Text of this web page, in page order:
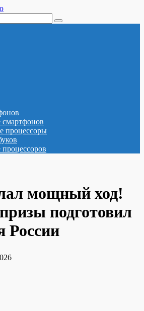
процессоры
мощный ход!
подготовил
России